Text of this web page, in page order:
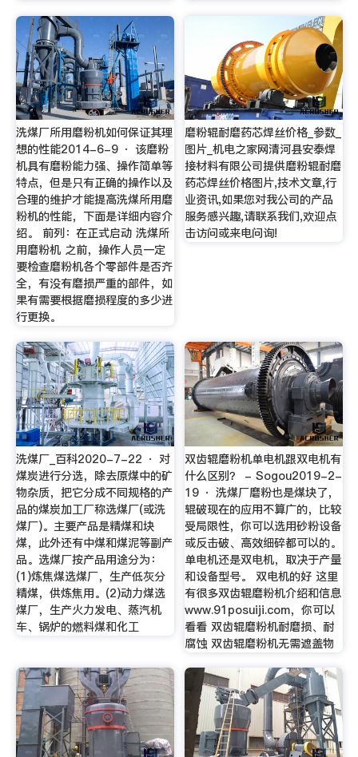
洗煤厂所用磨粉机如何保证其理
想的性能2014-6-9 · 该磨粉
机具有磨粉能力强、操作简单等
特点，但是只有正确的操作以及
合理的维护才能提高洗煤所用磨
粉机的性能，下面是详细内容介
绍。 前列：在正式启动 洗煤所
用磨粉机 之前，操作人员一定
要检查磨粉机各个零部件是否齐
全，有没有磨损严重的部件，如
果有需要根据磨损程度的多少进
行更换。
磨粉辊耐磨药芯焊丝价格_参数_
图片_机电之家网清河县安泰焊
接材料有限公司提供磨粉辊耐磨
药芯焊丝价格图片,技术文章,行
业资讯,如果您对我公司的产品
服务感兴趣,请联系我们,欢迎点
击访问或来电问询!
洗煤厂_百科2020-7-22 · 对
煤炭进行分选，除去原煤中的矿
物杂质，把它分成不同规格的产
品的煤炭加工厂称选煤厂(或洗
煤厂)。主要产品是精煤和块
煤，此外还有中煤和煤泥等副产
品。选煤厂按产品用途分为：
(1)炼焦煤选煤厂，生产低灰分
精煤，供炼焦用。(2)动力煤选
煤厂，生产火力发电、蒸汽机
车、锅炉的燃料煤和化工
双齿辊磨粉机单电机跟双电机有
什么区别？ - Sogou2019-2-
19 · 洗煤厂磨粉也是煤块了，
辊破现在的应用不算广的，比较
受局限性，你可以选用砂粉设备
或反击破、高效细碎都可以的。
单电机还是双电机，取决于产量
和设备型号。 双电机的好 这里
有很多双齿辊磨粉机介绍和信息
www.91posuiji.com，你可以
看看 双齿辊磨粉机耐磨损、耐
腐蚀 双齿辊磨粉机无需遮盖物